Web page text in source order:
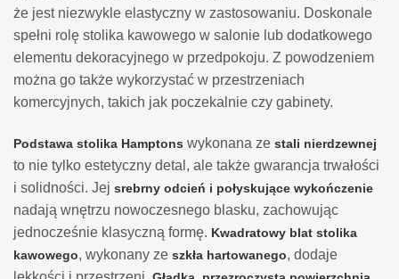
że jest niezwykle elastyczny w zastosowaniu. Doskonale
spełni rolę stolika kawowego w salonie lub dodatkowego
elementu dekoracyjnego w przedpokoju. Z powodzeniem
można go także wykorzystać w przestrzeniach
komercyjnych, takich jak poczekalnie czy gabinety.
Podstawa stolika Hamptons wykonana ze stali nierdzewnej
to nie tylko estetyczny detal, ale także gwarancja trwałości
i solidności. Jej srebrny odcień i połyskujące wykończenie
nadają wnętrzu nowoczesnego blasku, zachowując
jednocześnie klasyczną formę. Kwadratowy blat stolika
kawowego, wykonany ze szkła hartowanego, dodaje